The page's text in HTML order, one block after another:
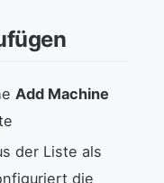
Add Machine
der Liste als
die